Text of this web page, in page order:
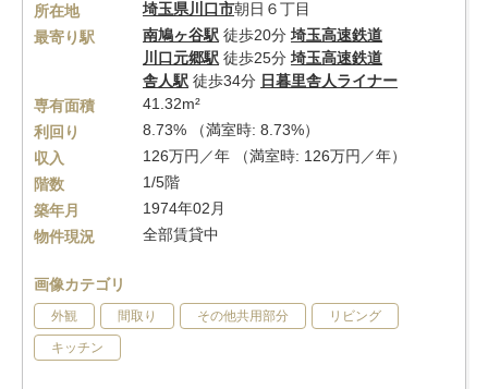
所在地 埼玉県川口市朝日６丁目
最寄り駅
南鳩ヶ谷駅 徒歩20分 埼玉高速鉄道
川口元郷駅 徒歩25分 埼玉高速鉄道
舎人駅 徒歩34分 日暮里舎人ライナー
専有面積
41.32m²
利回り
8.73% （満室時: 8.73%）
収入
126万円／年 （満室時: 126万円／年）
階数
1/5階
築年月
1974年02月
物件現況
全部賃貸中
画像カテゴリ
外観 間取り その他共用部分 リビング
キッチン